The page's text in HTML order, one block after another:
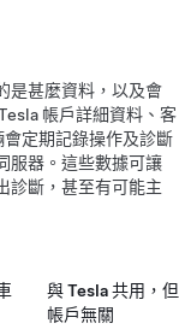
是甚麼資料，以及會
帳戶詳細資料、客
定期記錄操作及診斷
服器。這些數據可讓
診斷，甚至有可能主
與 Tesla 共用，
帳戶無關